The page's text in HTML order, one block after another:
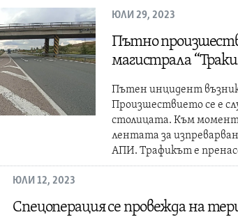
ЮЛИ 29, 2023
Пътно
магистрала
Пътен инцидент
Произшествието се е
столицата. Към
лентата за
АПИ. Трафикът е
ЮЛИ 12, 2023
Спецоперация се провежда на